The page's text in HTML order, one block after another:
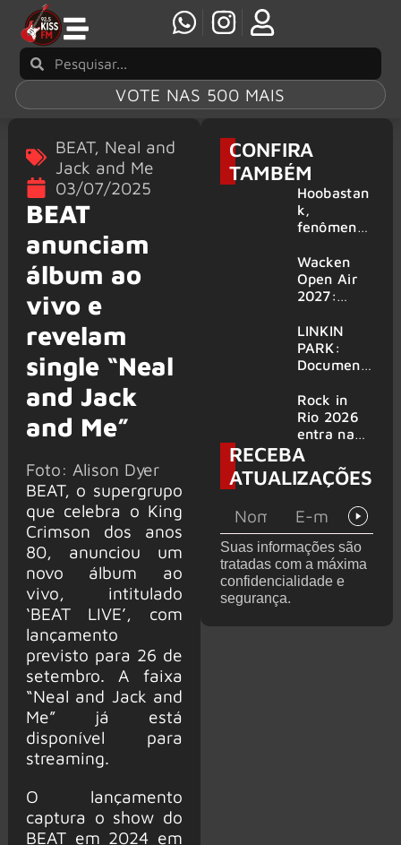
VOTE NAS 500 MAIS
BEAT, Neal and
Jack and Me
03/07/2025
BEAT
anunciam
álbum ao
vivo e
revelam
single “Neal
and Jack
and Me”
Foto: Alison Dyer
BEAT, o supergrupo
que celebra o King
Crimson dos anos
80, anunciou um
novo álbum ao
vivo, intitulado
‘BEAT LIVE’, com
lançamento
previsto para 26 de
setembro. A faixa
“Neal and Jack and
Me” já está
disponível para
streaming.
O lançamento
captura o show do
BEAT em 2024 em
CONFIRA
TAMBÉM
Hoobastan
k,
fenômeno
rock anos
2000,
volta ao
6 shows
Wacken
Open Air
2027:
amplia
line-up e
já
mais de 50
bandas
LINKIN
PARK:
Document
‘Unshatter’
e álbum ao
vivo são
anunciados
Rock in
Rio 2026
entra na
reta final
com
Cidade do
montagem
acelerada
e line-up
completo
confirmad
RECEBA
ATUALIZAÇÕES
Suas informações são
tratadas com a máxima
confidencialidade e
segurança.